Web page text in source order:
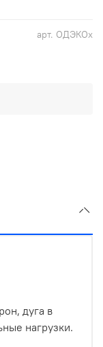
арт. ОДЭКОх
дуга в
нагрузки.